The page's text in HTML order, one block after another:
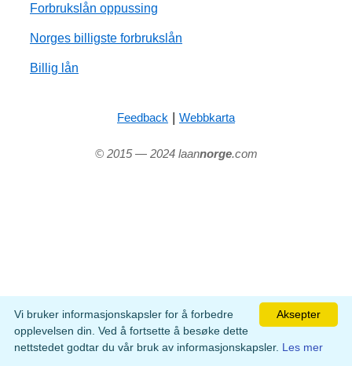
Forbrukslån oppussing
Norges billigste forbrukslån
Billig lån
Feedback | Webbkarta
© 2015 — 2024 laannorge.com
Aksepter
Vi bruker informasjonskapsler for å forbedre
opplevelsen din. Ved å fortsette å besøke dette
nettstedet godtar du vår bruk av informasjonskapsler. Les mer